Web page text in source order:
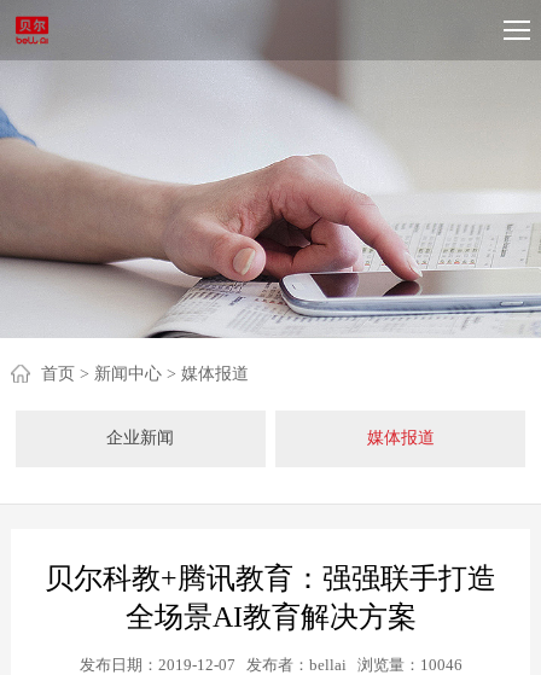
首页 > 新闻中心 > 媒体报道
企业新闻 媒体报道
贝尔科教+腾讯教育：强强联手打造
全场景AI教育解决方案
发布日期：2019-12-07 发布者：bellai 浏览量：10046